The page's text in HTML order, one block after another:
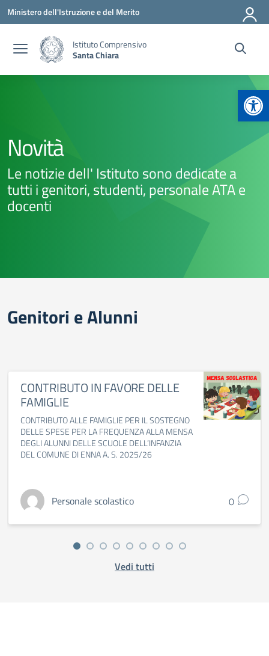
Vai ai contenuti
Vai al menu di navigazione
Vai al footer
Ministero dell'Istruzione e del Merito
Istituto Comprensivo
Santa Chiara
Novità
Le notizie dell' Istituto sono dedicate a
tutti i genitori, studenti, personale ATA e
docenti
Genitori e Alunni
CONTRIBUTO IN FAVORE DELLE
FAMIGLIE
CONTRIBUTO ALLE FAMIGLIE PER IL SOSTEGNO
DELLE SPESE PER LA FREQUENZA ALLA MENSA
DEGLI ALUNNI DELLE SCUOLE DELL’INFANZIA
DEL COMUNE DI ENNA A. S. 2025/26
Personale scolastico 0
Vedi tutti